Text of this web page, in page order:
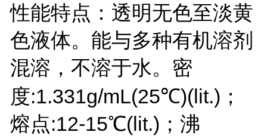
性能特点：透明无色至淡黄
色液体。能与多种有机溶剂
混溶，不溶于水。密
度:1.331g/mL(25℃)(lit.)；
熔点:12-15℃(lit.)；沸